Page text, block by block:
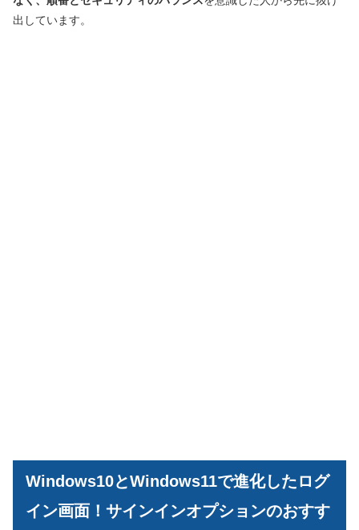
出しています。
Windows10とWindows11で進化したログ
イン画面！サインインオプションのおすす